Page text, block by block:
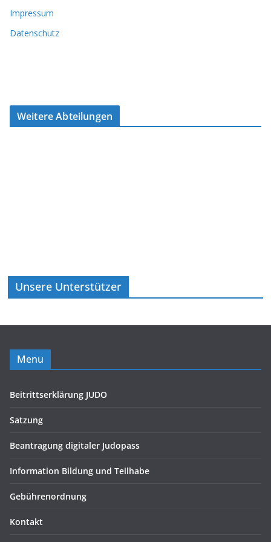
Impressum
Datenschutz
Weitere Abteilungen
Unsere Unterstützer
Menu
Beitrittserklärung JUDO
Satzung
Beantragung digitaler Judopass
Information Bildung und Teilhabe
Gebührenordnung
Kontakt